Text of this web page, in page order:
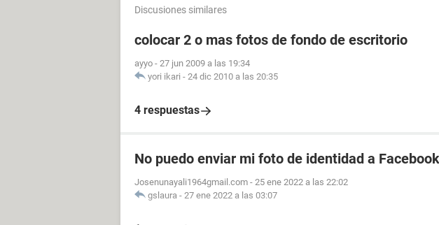
Discusiones similares
colocar 2 o mas fotos de fondo de escritorio
ayyo - 27 jun 2009 a las 19:34
yori ikari - 24 dic 2010 a las 20:35
4 respuestas
No puedo enviar mi foto de identidad a Facebook
Josenunayali1964gmail.com - 25 ene 2022 a las 22:02
gslaura - 27 ene 2022 a las 03:07